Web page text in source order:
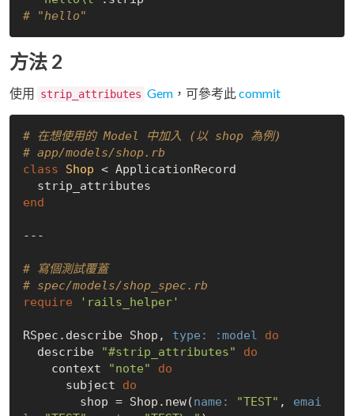
# "hello"
方法 2
使用 strip_attributes Gem ，可參考此commit
# 在想使用的 Model 中加入 (以 shop 為例)
# app/models/shop.rb
class
Shop < ApplicationRecord
end
---
# 寫個測試覆蓋
# spec/models/shop_spec.rb
require
'rails_helper'
RSpec.describe Shop, type: :model
do
  describe
"#strip_attributes"
do
    context
"note"
do
      subject
do
        shop = Shop.new(
name: "TEST" , emai